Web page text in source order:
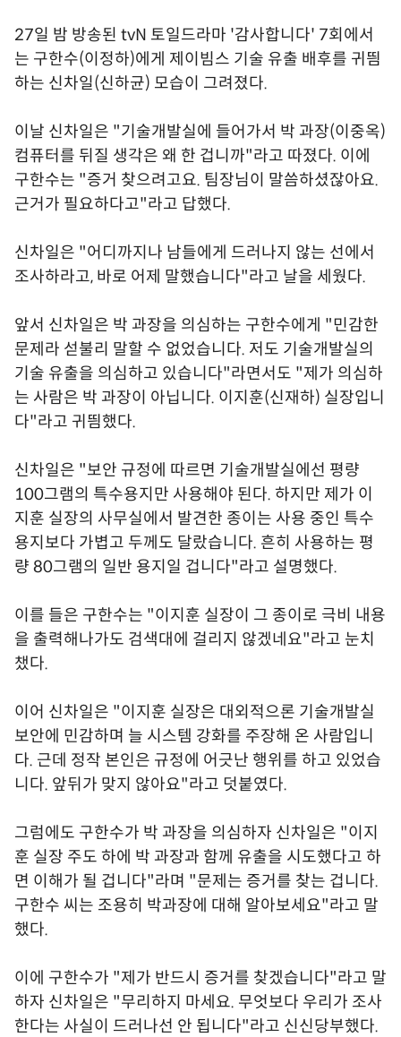
27일 밤 방송된 tvN 토일드라마 '감사합니다' 7회에서
는 구한수(이정하)에게 제이빔스 기술 유출 배후를 귀띔
하는 신차일(신하균) 모습이 그려졌다.
이날 신차일은 "기술개발실에 들어가서 박 과장(이중옥)
컴퓨터를 뒤질 생각은 왜 한 겁니까"라고 따졌다. 이에
구한수는 "증거 찾으려고요. 팀장님이 말씀하셨잖아요.
근거가 필요하다고"라고 답했다.
신차일은 "어디까지나 남들에게 드러나지 않는 선에서
조사하라고, 바로 어제 말했습니다"라고 날을 세웠다.
앞서 신차일은 박 과장을 의심하는 구한수에게 "민감한
문제라 섣불리 말할 수 없었습니다. 저도 기술개발실의
기술 유출을 의심하고 있습니다"라면서도 "제가 의심하
는 사람은 박 과장이 아닙니다. 이지훈(신재하) 실장입니
다"라고 귀띔했다.
신차일은 "보안 규정에 따르면 기술개발실에선 평량
100그램의 특수용지만 사용해야 된다. 하지만 제가 이
지훈 실장의 사무실에서 발견한 종이는 사용 중인 특수
용지보다 가볍고 두께도 달랐습니다. 흔히 사용하는 평
량 80그램의 일반 용지일 겁니다"라고 설명했다.
이를 들은 구한수는 "이지훈 실장이 그 종이로 극비 내용
을 출력해나가도 검색대에 걸리지 않겠네요"라고 눈치
챘다.
이어 신차일은 "이지훈 실장은 대외적으론 기술개발실
보안에 민감하며 늘 시스템 강화를 주장해 온 사람입니
다. 근데 정작 본인은 규정에 어긋난 행위를 하고 있었습
니다. 앞뒤가 맞지 않아요"라고 덧붙였다.
그럼에도 구한수가 박 과장을 의심하자 신차일은 "이지
훈 실장 주도 하에 박 과장과 함께 유출을 시도했다고 하
면 이해가 될 겁니다"라며 "문제는 증거를 찾는 겁니다.
구한수 씨는 조용히 박과장에 대해 알아보세요"라고 말
했다.
이에 구한수가 "제가 반드시 증거를 찾겠습니다"라고 말
하자 신차일은 "무리하지 마세요. 무엇보다 우리가 조사
한다는 사실이 드러나선 안 됩니다"라고 신신당부했다.